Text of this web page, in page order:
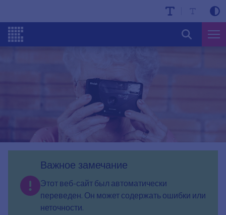
Важное замечание
Этот веб-сайт был автоматически
переведен. Он может содержать ошибки или
неточности.